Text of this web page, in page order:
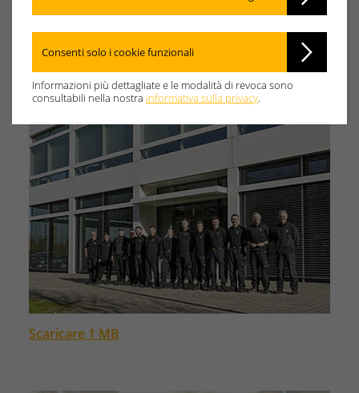
Scaricare 1 MB
Consenti solo i cookie funzionali
Informazioni più dettagliate e le modalità di revoca sono
consultabili nella nostra informativa sulla privacy.